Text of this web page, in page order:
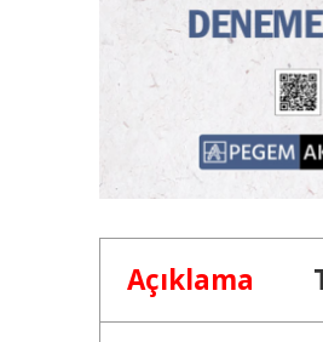
Açıklama